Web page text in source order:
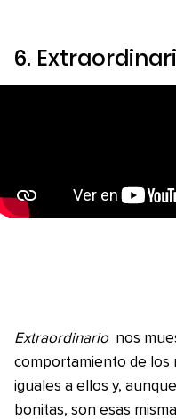
6.
Extraordinario nos
comportamiento de los
iguales a ellos y,
bonitas, son esas